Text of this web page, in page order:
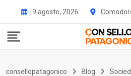
content
9 agosto, 2026
consellopatagonico Blog